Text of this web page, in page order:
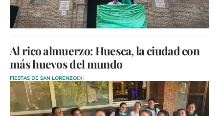
Al rico almuerzo: Huesca, la ciudad con
más huevos del mundo
FIESTAS DE SAN LORENZODH